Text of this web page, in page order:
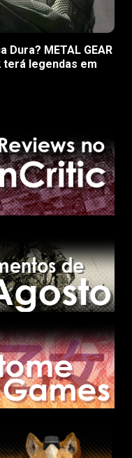
Dura? METAL GEAR
terá legendas em